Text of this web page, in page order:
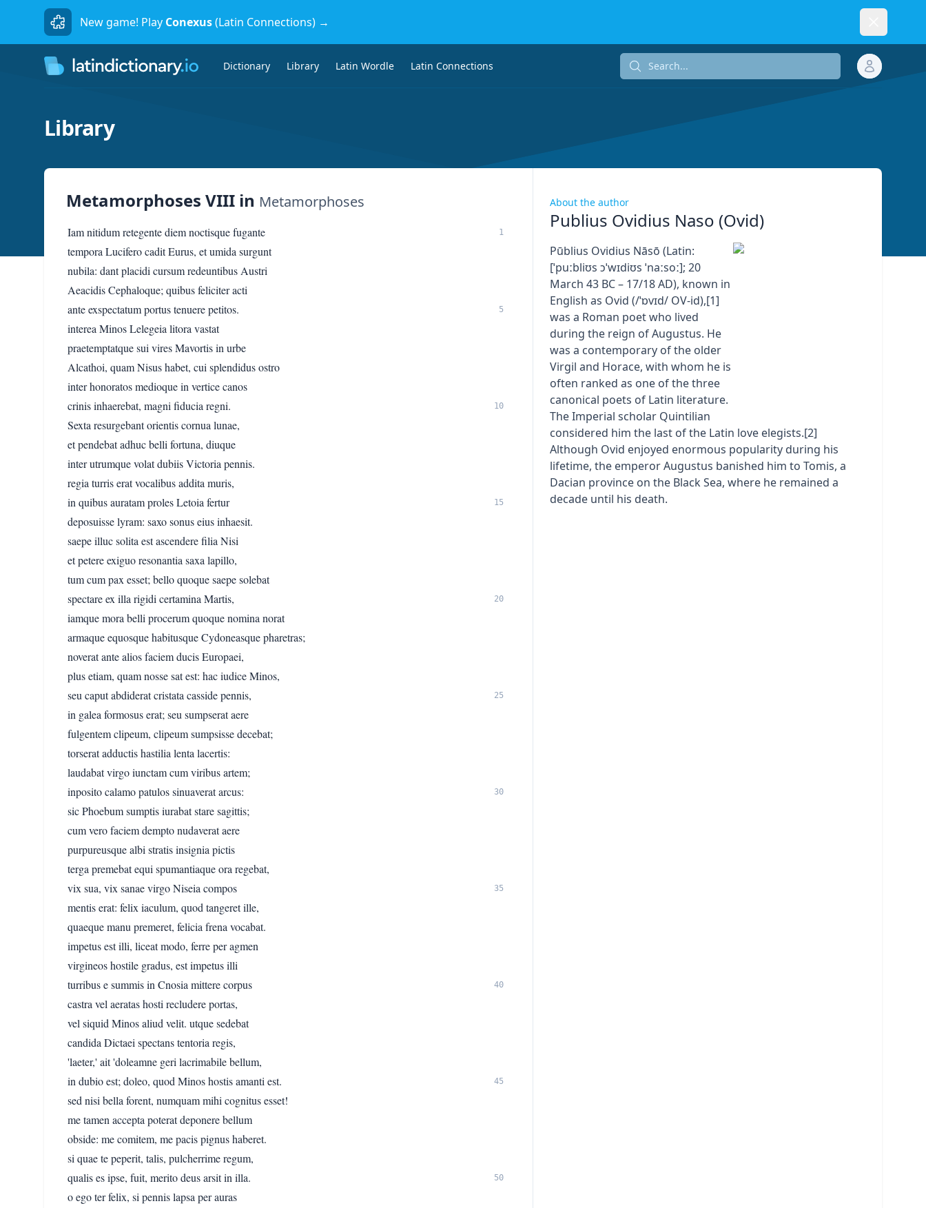
New game! Play Conexus(Latin Connections) →
Dictionary Library Latin Wordle Latin Connections Search...
Library
Metamorphoses VIII in Metamorphoses
Iam nitidum retegente diem noctisque fugante 1
tempora Lucifero cadit Eurus, et umida surgunt
nubila: dant placidi cursum redeuntibus Austri
Aeacidis Cephaloque; quibus feliciter acti
ante exspectatum portus tenuere petitos.
5
interea Minos Lelegeia litora vastat
praetemptatque sui vires Mavortis in urbe
Alcathoi, quam Nisus habet, cui splendidus ostro
inter honoratos medioque in vertice canos
crinis inhaerebat, magni fiducia regni.
10
Sexta resurgebant orientis cornua lunae,
et pendebat adhuc belli fortuna, diuque
inter utrumque volat dubiis Victoria pennis.
regia turris erat vocalibus addita muris,
in quibus auratam proles Letoia fertur
15
deposuisse lyram: saxo sonus eius inhaesit.
saepe illuc solita est ascendere filia Nisi
et petere exiguo resonantia saxa lapillo,
tum cum pax esset; bello quoque saepe solebat
spectare ex illa rigidi certamina Martis,
20
iamque mora belli procerum quoque nomina norat
armaque equosque habitusque Cydoneasque pharetras;
noverat ante alios faciem ducis Europaei,
plus etiam, quam nosse sat est: hac iudice Minos,
seu caput abdiderat cristata casside pennis,
25
in galea formosus erat; seu sumpserat aere
fulgentem clipeum, clipeum sumpsisse decebat;
torserat adductis hastilia lenta lacertis:
laudabat virgo iunctam cum viribus artem;
inposito calamo patulos sinuaverat arcus:
30
sic Phoebum sumptis iurabat stare sagittis;
cum vero faciem dempto nudaverat aere
purpureusque albi stratis insignia pictis
terga premebat equi spumantiaque ora regebat,
vix sua, vix sanae virgo Niseia compos
35
mentis erat: felix iaculum, quod tangeret ille,
quaeque manu premeret, felicia frena vocabat.
impetus est illi, liceat modo, ferre per agmen
virgineos hostile gradus, est impetus illi
turribus e summis in Cnosia mittere corpus
40
castra vel aeratas hosti recludere portas,
vel siquid Minos aliud velit. utque sedebat
candida Dictaei spectans tentoria regis,
'laeter,' ait 'doleamne geri lacrimabile bellum,
in dubio est; doleo, quod Minos hostis amanti est.
45
sed nisi bella forent, numquam mihi cognitus esset!
me tamen accepta poterat deponere bellum
obside: me comitem, me pacis pignus haberet.
si quae te peperit, talis, pulcherrime regum,
qualis es ipse, fuit, merito deus arsit in illa.
50
o ego ter felix, si pennis lapsa per auras
About the author
Publius Ovidius Naso (Ovid)
Pūblius Ovidius Nāsō (Latin:
[ˈpuːbliʊs ɔˈwɪdiʊs ˈnaːsoː]; 20
March 43 BC – 17/18 AD), known in
English as Ovid (/ˈɒvɪd/ OV-id),[1]
was a Roman poet who lived
during the reign of Augustus. He
was a contemporary of the older
Virgil and Horace, with whom he is
often ranked as one of the three
canonical poets of Latin literature.
The Imperial scholar Quintilian
considered him the last of the Latin love elegists.[2]
Although Ovid enjoyed enormous popularity during his
lifetime, the emperor Augustus banished him to Tomis, a
Dacian province on the Black Sea, where he remained a
decade until his death.